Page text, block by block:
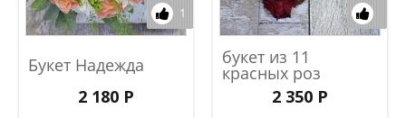
1
Букет Надежда
2 180 Р
букет из 11
красных роз
2 350 Р